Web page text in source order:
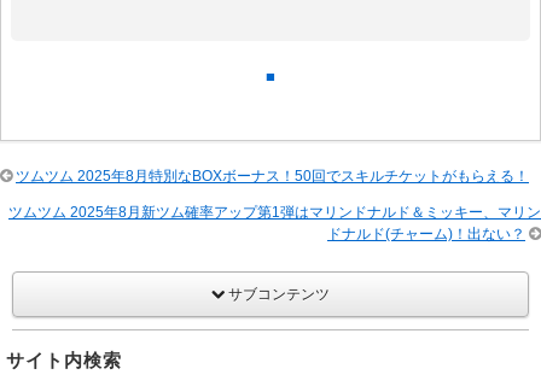
■
ツムツム 2025年8月特別なBOXボーナス！50回でスキルチケットがもらえる！
ツムツム 2025年8月新ツム確率アップ第1弾はマリンドナルド＆ミッキー、マリン
ドナルド(チャーム)！出ない？
サブコンテンツ
サイト内検索